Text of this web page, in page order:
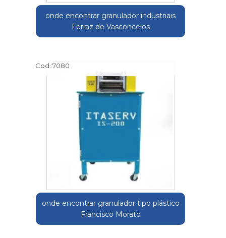
onde encontrar granulador industriais
Ferraz de Vasconcelos
Cod.:7080
onde encontrar granulador tipo plástico
Francisco Morato